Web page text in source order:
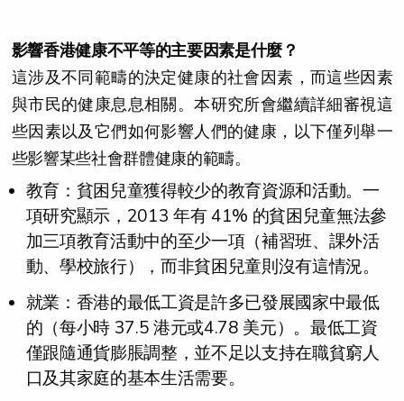
影響香港健康不平等的主要因素是什麼？
這涉及不同範疇的決定健康的社會因素，而這些因素
與市民的健康息息相關。本研究所會繼續詳細審視這
些因素以及它們如何影響人們的健康，以下僅列舉一
些影響某些社會群體健康的範疇。
教育：貧困兒童獲得較少的教育資源和活動。一
項研究顯示，2013 年有 41% 的貧困兒童無法參
加三項教育活動中的至少一項（補習班、課外活
動、學校旅行），而非貧困兒童則沒有這情況。
就業：香港的最低工資是許多已發展國家中最低
的（每小時 37.5 港元或4.78 美元）。最低工資
僅跟隨通貨膨脹調整，並不足以支持在職貧窮人
口及其家庭的基本生活需要。